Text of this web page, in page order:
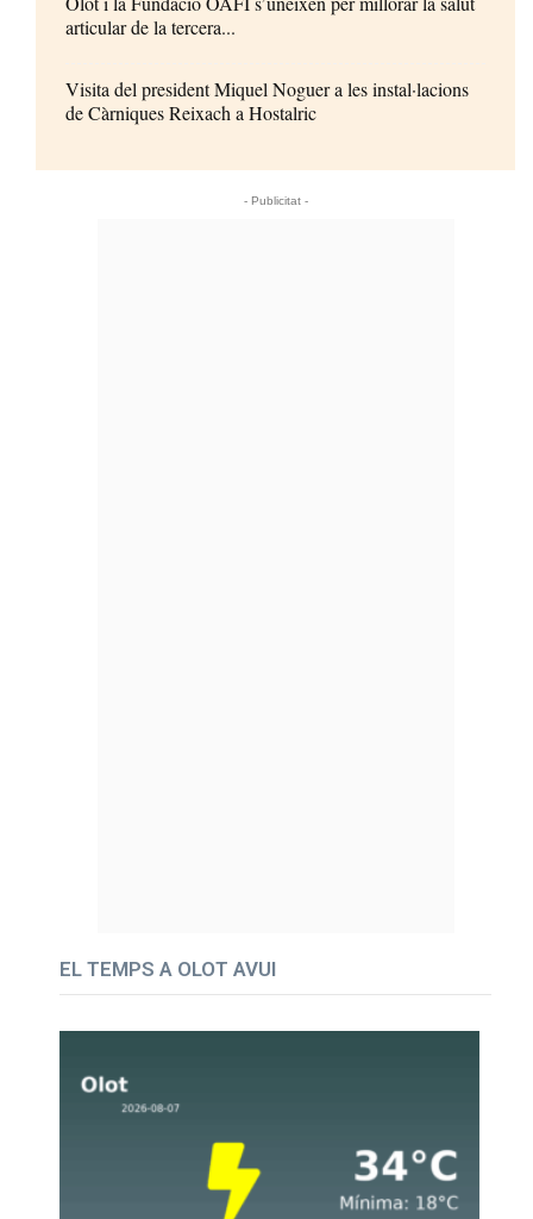
articular de la tercera...
Visita del president Miquel Noguer a les instal·lacions
de Càrniques Reixach a Hostalric
- Publicitat -
EL TEMPS A OLOT AVUI